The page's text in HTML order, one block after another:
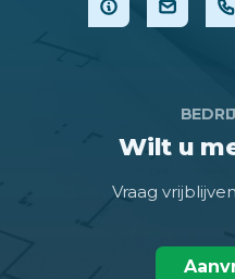
Wilt u
Vraag